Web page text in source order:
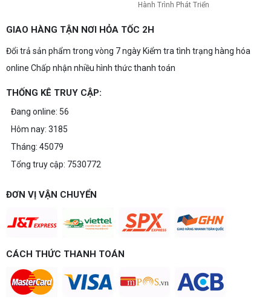
Hành Trình Phát Triển
GIAO HÀNG TẬN NƠI HỎA TỐC 2H
Đổi trả sản phẩm trong vòng 7 ngày Kiểm tra tình trạng hàng hóa
online Chấp nhận nhiều hình thức thanh toán
THỐNG KÊ TRUY CẬP:
Đang online: 56
Hôm nay: 3185
Tháng: 45079
Tổng truy cập: 7530772
ĐƠN VỊ VẬN CHUYỂN
CÁCH THỨC THANH TOÁN